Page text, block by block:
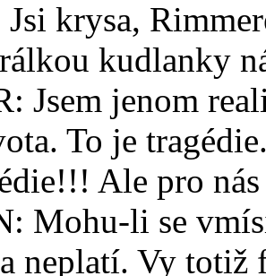
krysa,
kudlanky
Jsem jenom
To je
Ale pro
Mohu-li se
neplatí. Vy totiž